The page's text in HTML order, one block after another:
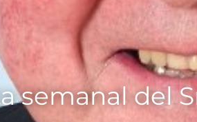
semanal del